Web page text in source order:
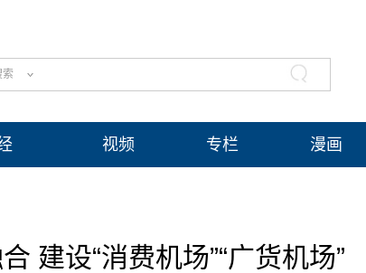
索
视频 专栏 漫画
建设“消费机场”“广货机场”